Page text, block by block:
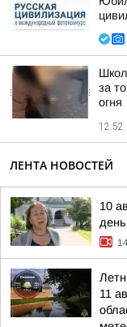
за
огня
12:52
ЛЕНТА НОВОСТЕЙ
10
11